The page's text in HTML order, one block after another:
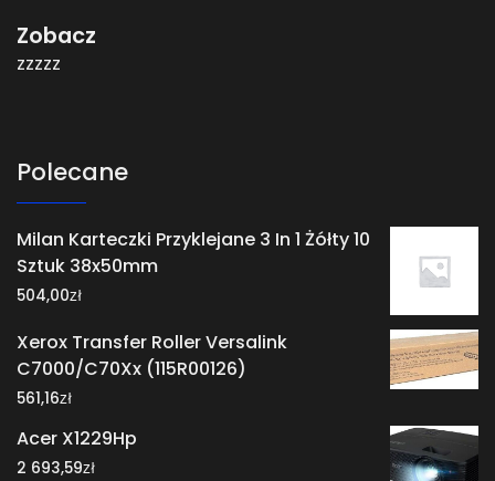
Zobacz
zzzzz
Polecane
Milan Karteczki Przyklejane 3 In 1 Żółty 10
Sztuk 38x50mm
504,00zł
Xerox Transfer Roller Versalink
C7000/C70Xx (115R00126)
561,16zł
Acer X1229Hp
2 693,59zł